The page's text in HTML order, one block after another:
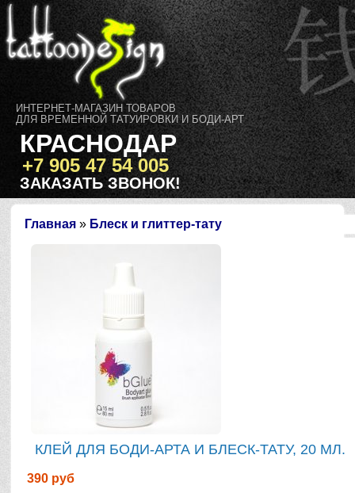
ИНТЕРНЕТ-МАГАЗИН ТОВАРОВ
ДЛЯ ВРЕМЕННОЙ ТАТУИРОВКИ И БОДИ-АРТ
КРАСНОДАР
+7 905 47 54 005
ЗАКАЗАТЬ ЗВОНОК!
Главная » Блеск и глиттер-тату
КЛЕЙ ДЛЯ БОДИ-АРТА И БЛЕСК-ТАТУ, 20 МЛ.
390 руб